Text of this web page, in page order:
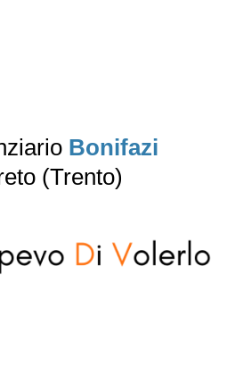
Bonifazi
(Trento)